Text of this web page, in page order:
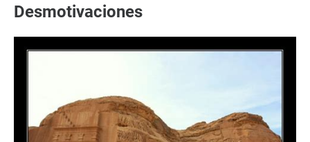
Desmotivaciones